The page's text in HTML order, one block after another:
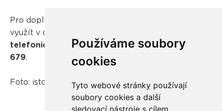
Používáme soubory
cookies
Tyto webové stránky používají
soubory cookies a další
sledovací nástroje s cílem
Pro doplňující informace k této akci je možnost
využít v době od 8 do 18 hodin
telefonickou linku Chytré recyklace 800 976
679.
Foto: istockphoto.com